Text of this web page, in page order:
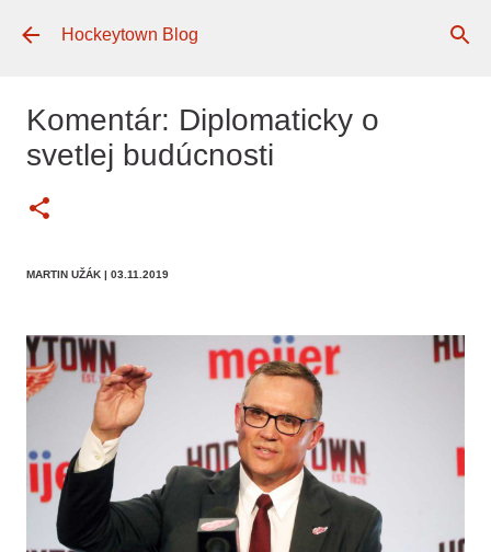
Preskočiť na hlavný obsah
Hockeytown Blog
Komentár: Diplomaticky o
svetlej budúcnosti
MARTIN UŽÁK | 03.11.2019